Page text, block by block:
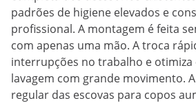
padrões de higiene elevados e
profissional. A montagem é feita
com apenas uma mão. A troca
interrupções no trabalho e otimiza
lavagem com grande movimento.
regular das escovas para copos